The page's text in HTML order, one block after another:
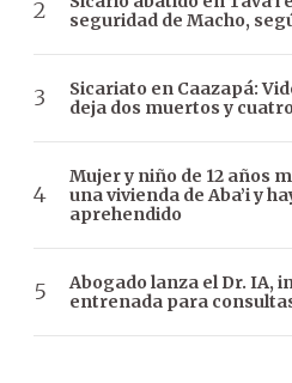
seguridad de Macho,
Sicariato en Caazapá:
deja dos muertos y
Mujer y niño de 12 años
una vivienda de Aba’i y
aprehendido
Abogado lanza el Dr. IA,
entrenada para